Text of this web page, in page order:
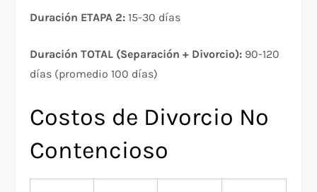
Duración ETAPA 2: 15-30 días​
Duración TOTAL (Separación + Divorcio): 90-120
días (promedio 100 días)​
Costos de Divorcio No
Contencioso